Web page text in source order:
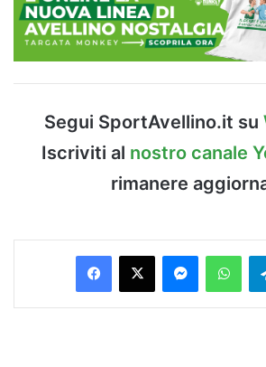
Segui SportAvellino.it su
Iscriviti al nostro canale
rimanere
Facebook
X Messenger